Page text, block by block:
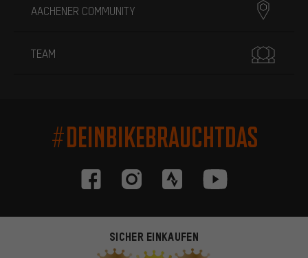
AACHENER COMMUNITY
TEAM
#DEINBIKEBRAUCHTDAS
SICHER EINKAUFEN